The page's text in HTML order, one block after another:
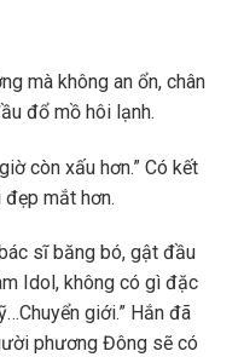
mà không an ổn, chân
đổ mồ hôi lạnh.
còn xấu hơn.” Có kết
mắt hơn.
sĩ băng bó, gật đầu
Idol, không có gì đặc
giới.” Hắn đã
phương Đông sẽ có